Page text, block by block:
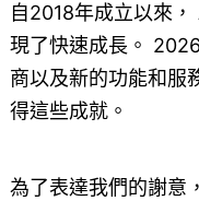
自2018年成立以來
現了快速成長。
商以及新的功能和服
得這些成就。
為了表達我們的謝意